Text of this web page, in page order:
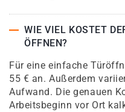
WIE VIEL KOSTET
ÖFFNEN?
Für eine einfache
55 € an. Außerdem
Aufwand. Die genauen
Arbeitsbeginn vor Ort